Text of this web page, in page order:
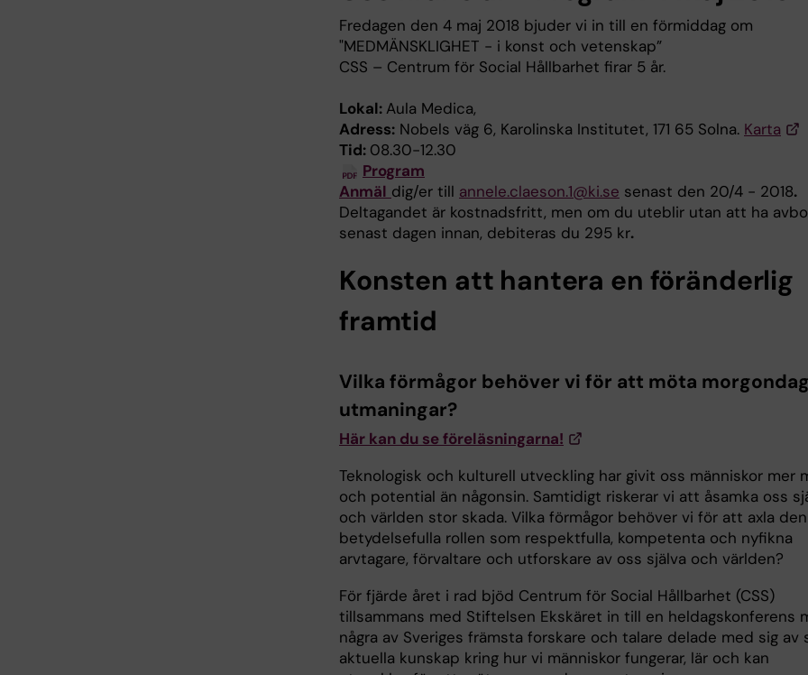
Fredagen den 4 maj 2018 bjuder vi in till en förmiddag om
"MEDMÄNSKLIGHET - i konst och vetenskap”
CSS – Centrum för Social Hållbarhet firar 5 år.
Lokal: Aula Medica,
Adress: Nobels väg 6, Karolinska Institutet, 171 65 Solna. Karta
Tid: 08.30-12.30
Program
Anmäl dig/er till annele.claeson.1@ki.se senast den 20/4 - 2018.
Deltagandet är kostnadsfritt, men om du uteblir utan att ha
senast dagen innan, debiteras du 295 kr.
Konsten att hantera en föränderlig
framtid
Vilka förmågor behöver vi för att möta
utmaningar?
Här kan du se föreläsningarna!
Teknologisk och kulturell utveckling har givit oss människor mer
och potential än någonsin. Samtidigt riskerar vi att åsamka oss
och världen stor skada. Vilka förmågor behöver vi för att axla den
betydelsefulla rollen som respektfulla, kompetenta och nyfikna
arvtagare, förvaltare och utforskare av oss själva och världen?
För fjärde året i rad bjöd Centrum för Social Hållbarhet (CSS)
tillsammans med Stiftelsen Ekskäret in till en heldagskonferens
några av Sveriges främsta forskare och talare delade med sig av
aktuella kunskap kring hur vi människor fungerar, lär och kan